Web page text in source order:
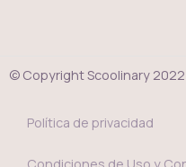
© Copyright Scoolinary 2022
Política de privacidad